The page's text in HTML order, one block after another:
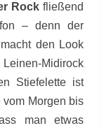
Rockfließend
– denn der
den Look
Midirock
Stiefelette ist
Morgen bis
man etwas